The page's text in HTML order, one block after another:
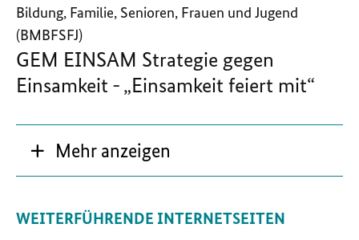
Bildung, Familie, Senioren, Frauen und Jugend
(BMBFSFJ)
GEM EINSAM Strategie gegen
Einsamkeit - „Einsamkeit feiert mit“
Mehr anzeigen
WEITERFÜHRENDE INTERNETSEITEN